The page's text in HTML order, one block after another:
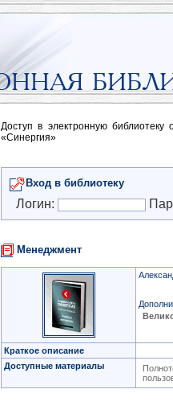
Доступ в электронную
«Синергия»
Вход в библиотеку
Логин:
Менеджмент
Краткое описание
Доступные материалы